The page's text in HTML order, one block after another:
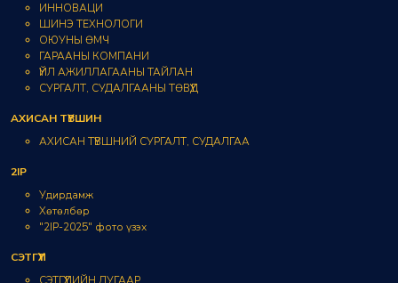
ИННОВАЦИ
ШИНЭ ТЕХНОЛОГИ
ОЮУНЫ ӨМЧ
ГАРААНЫ КОМПАНИ
ҮЙЛ АЖИЛЛАГААНЫ ТАЙЛАН
СУРГАЛТ, СУДАЛГААНЫ ТӨВҮҮД
АХИСАН ТҮВШИН
АХИСАН ТҮВШНИЙ СУРГАЛТ, СУДАЛГАА
2IP
Удирдамж
Хөтөлбөр
"2IP-2025" фото үзэх
СЭТГҮҮЛ